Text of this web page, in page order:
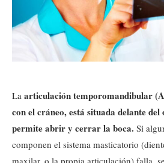
La articulación temporomandibular
con el cráneo, está situada delante del
permite abrir y cerrar la boca. Si
componen el sistema masticatorio